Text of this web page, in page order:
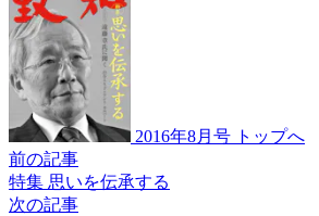
2016年8月号 トップへ
前の記事
特集 思いを伝承する
次の記事